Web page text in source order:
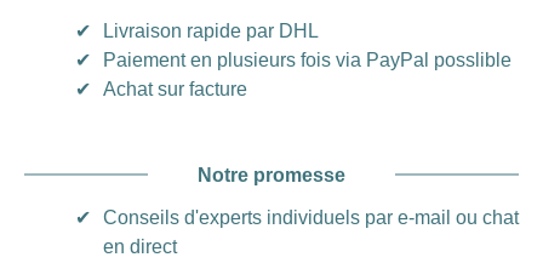
✔
Livraison rapide par DHL
✔
Paiement en plusieurs fois via PayPal posslible
✔
Achat sur facture
Notre promesse
✔
Conseils d'experts individuels par e-mail ou chat
en direct